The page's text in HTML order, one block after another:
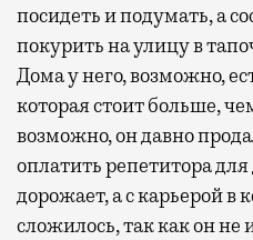
посидеть и подумать, а
покурить на улицу в
Дома у него, возможно,
которая стоит больше,
возможно, он давно
оплатить репетитора
дорожает, а с карьерой в
сложилось, так как он не